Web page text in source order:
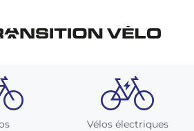
Vélos électriques